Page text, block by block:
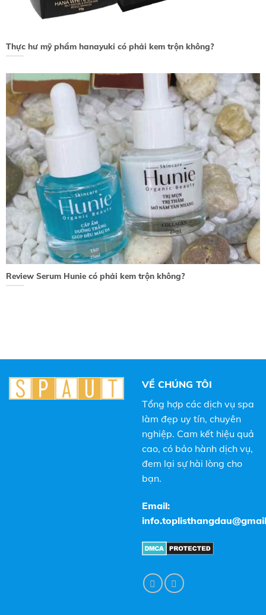
Thực hư mỹ phẩm hanayuki có phải kem trộn không?
Review Serum Hunie có phải kem trộn không?
VỀ CHÚNG TÔI
Tổng hợp các dịch vụ spa
làm đẹp uy tín, chuyên
nghiệp. Cam kết hiệu quả
cao, có bảo hành dịch vụ,
đem lại sự hài lòng cho
bạn.
Email: